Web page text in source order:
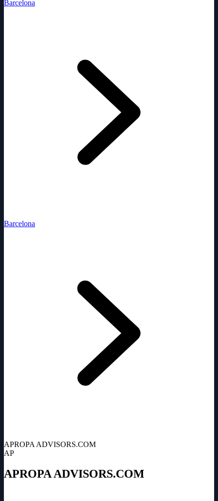
Barcelona
Barcelona
APROPA ADVISORS.COM
AP
APROPA ADVISORS.COM